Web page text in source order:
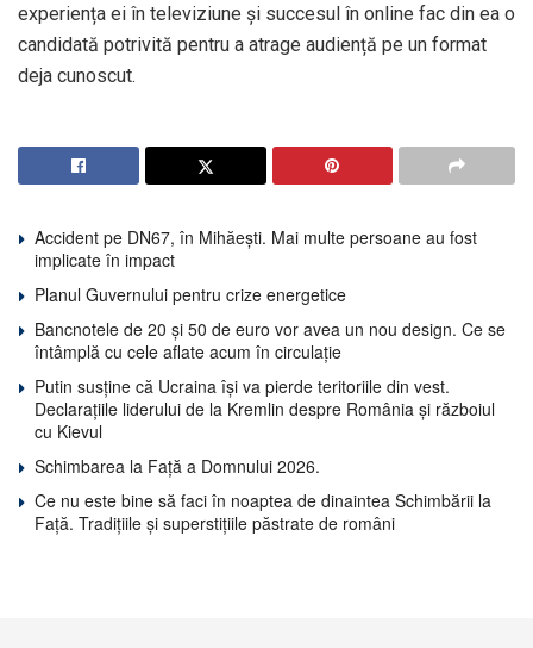
experiența ei în televiziune și succesul în online fac din ea o
candidată potrivită pentru a atrage audiență pe un format
deja cunoscut.
Accident pe DN67, în Mihăești. Mai multe persoane au fost
implicate în impact
Planul Guvernului pentru crize energetice
Bancnotele de 20 și 50 de euro vor avea un nou design. Ce se
întâmplă cu cele aflate acum în circulație
Putin susține că Ucraina își va pierde teritoriile din vest.
Declarațiile liderului de la Kremlin despre România și războiul
cu Kievul
Schimbarea la Față a Domnului 2026.
Ce nu este bine să faci în noaptea de dinaintea Schimbării la
Față. Tradițiile și superstițiile păstrate de români